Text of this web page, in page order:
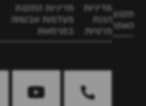
תקנון
האתר
מדיניות
הגנת
פרטיות
מדיניות התקנת
מצלמות אבטחה
במרפאות